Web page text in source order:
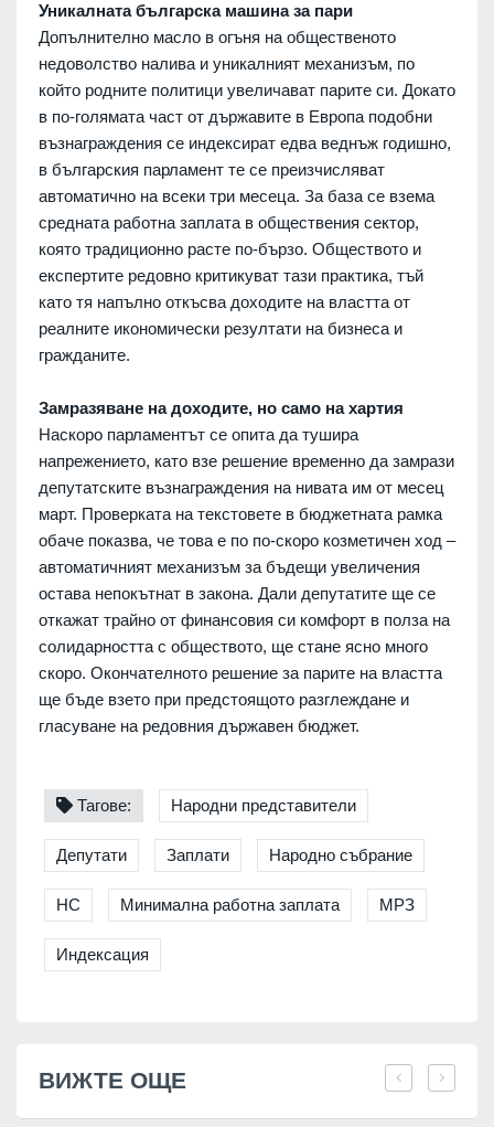
Уникалната българска машина за пари
Допълнително масло в огъня на общественото
недоволство налива и уникалният механизъм, по
който родните политици увеличават парите си. Докато
в по-голямата част от държавите в Европа подобни
възнаграждения се индексират едва веднъж годишно,
в българския парламент те се преизчисляват
автоматично на всеки три месеца. За база се взема
средната работна заплата в обществения сектор,
която традиционно расте по-бързо. Обществото и
експертите редовно критикуват тази практика, тъй
като тя напълно откъсва доходите на властта от
реалните икономически резултати на бизнеса и
гражданите.
Замразяване на доходите, но само на хартия
Наскоро парламентът се опита да тушира
напрежението, като взе решение временно да замрази
депутатските възнаграждения на нивата им от месец
март. Проверката на текстовете в бюджетната рамка
обаче показва, че това е по по-скоро козметичен ход –
автоматичният механизъм за бъдещи увеличения
остава непокътнат в закона. Дали депутатите ще се
откажат трайно от финансовия си комфорт в полза на
солидарността с обществото, ще стане ясно много
скоро. Окончателното решение за парите на властта
ще бъде взето при предстоящото разглеждане и
гласуване на редовния държавен бюджет.
Тагове: Народни представители
Депутати Заплати Народно събрание
НС Минимална работна заплата МРЗ
Индексация
ВИЖТЕ ОЩЕ